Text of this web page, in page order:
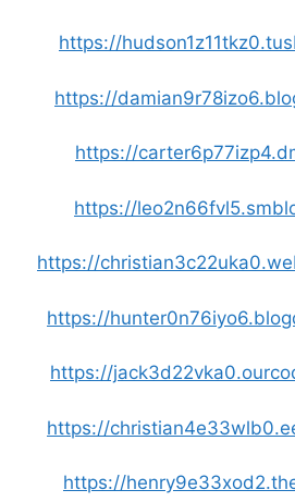
https://
https://
https://
https://
https://
https://
https://
https://
https://